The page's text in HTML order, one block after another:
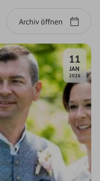
Archiv öffnen
11
JAN
2026